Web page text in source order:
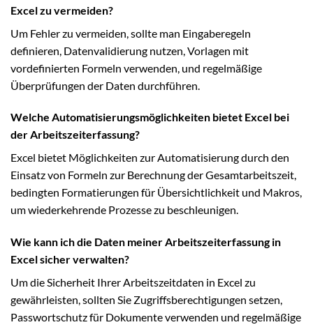
Excel zu vermeiden?
Um Fehler zu vermeiden, sollte man Eingaberegeln
definieren, Datenvalidierung nutzen, Vorlagen mit
vordefinierten Formeln verwenden, und regelmäßige
Überprüfungen der Daten durchführen.
Welche Automatisierungsmöglichkeiten bietet Excel bei
der Arbeitszeiterfassung?
Excel bietet Möglichkeiten zur Automatisierung durch den
Einsatz von Formeln zur Berechnung der Gesamtarbeitszeit,
bedingten Formatierungen für Übersichtlichkeit und Makros,
um wiederkehrende Prozesse zu beschleunigen.
Wie kann ich die Daten meiner Arbeitszeiterfassung in
Excel sicher verwalten?
Um die Sicherheit Ihrer Arbeitszeitdaten in Excel zu
gewährleisten, sollten Sie Zugriffsberechtigungen setzen,
Passwortschutz für Dokumente verwenden und regelmäßige